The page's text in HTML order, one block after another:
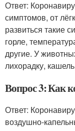
Ответ:
симптомов, от
развиться такие
горле,
другие. У
лихорадку,
Вопрос 3: Как
Ответ:
воздушно-